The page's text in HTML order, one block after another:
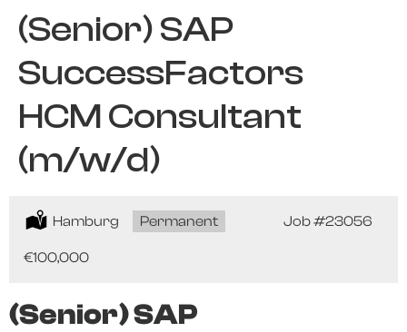
(Senior) SAP
SuccessFactors
HCM Consultant
(m/w/d)
Location:
Hamburg Type:
Permanent Job#23056
Salary:
€100,000
(Senior) SAP